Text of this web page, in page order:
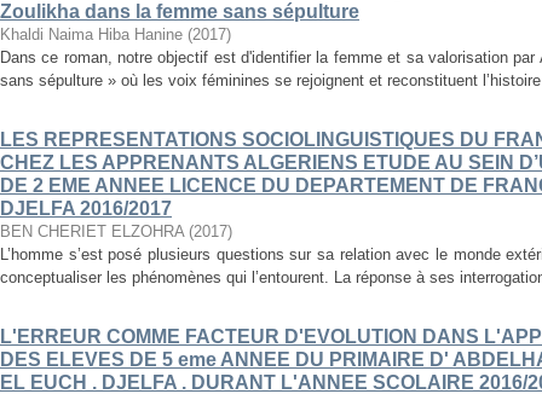
Zoulikha dans la femme sans sépulture
Khaldi Naima Hiba Hanine (2017)
Dans ce roman, notre objectif est d'identifier la femme et sa valorisation
sans sépulture » où les voix féminines se rejoignent et reconstituent
LES REPRESENTATIONS SOCIOLINGUISTIQUES DU
CHEZ LES APPRENANTS ALGERIENS ETUDE AU SEIN
DE 2 EME ANNEE LICENCE DU DEPARTEMENT DE
DJELFA 2016/2017
BEN CHERIET ELZOHRA (2017)
L’homme s’est posé plusieurs questions sur sa relation avec le monde
conceptualiser les phénomènes qui l’entourent. La réponse à ses
L'ERREUR COMME FACTEUR D'EVOLUTION DANS
DES ELEVES DE 5 eme ANNEE DU PRIMAIRE D'
EL EUCH . DJELFA . DURANT L'ANNEE SCOLAIRE 2016/